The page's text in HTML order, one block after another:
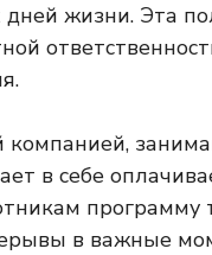
жизни. Эта
компанией,
в себе
программу
в важные